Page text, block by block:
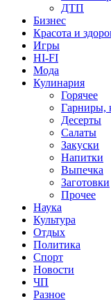
ДТП
Бизнес
Красота и
Игры
HI-FI
Мода
Кулинария
Горячее
Гарниры,
Десерты
Салаты
Закуски
Напитки
Выпечка
Заготовки
Прочее
Наука
Культура
Отдых
Политика
Спорт
Новости
ЧП
Разное